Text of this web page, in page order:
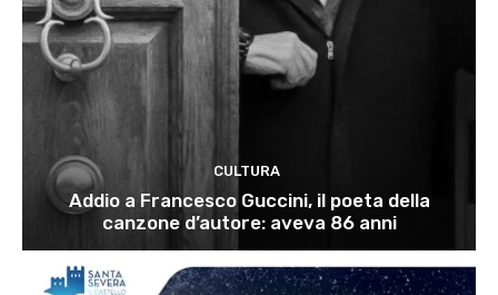
CULTURA
Addio a Francesco Guccini, il poeta della
canzone d’autore: aveva 86 anni